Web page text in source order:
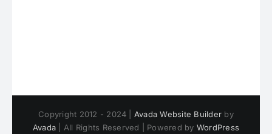
Copyright 2012 - 2024 | Avada Website Builder by
Avada | All Rights Reserved | Powered by WordPress